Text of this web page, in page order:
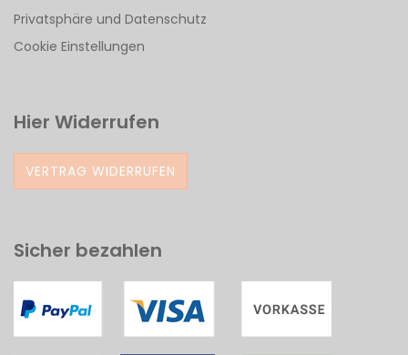
Privatsphäre und Datenschutz
Cookie Einstellungen
Hier Widerrufen
VERTRAG WIDERRUFEN
Sicher bezahlen